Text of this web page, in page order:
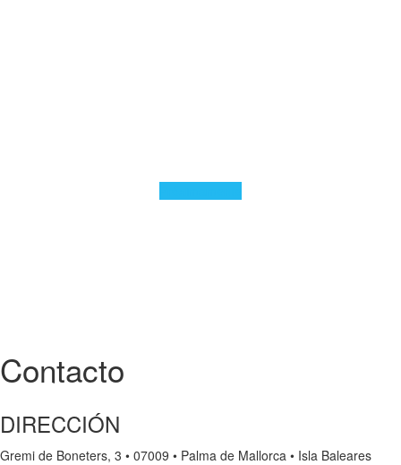
Contacto
DIRECCIÓN
Gremi de Boneters, 3 • 07009 • Palma de Mallorca • Isla Baleares